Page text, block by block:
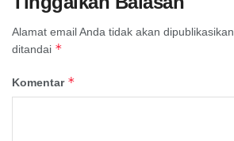
Alamat email Anda tidak akan dipublikasikan.
ditandai *
Komentar *